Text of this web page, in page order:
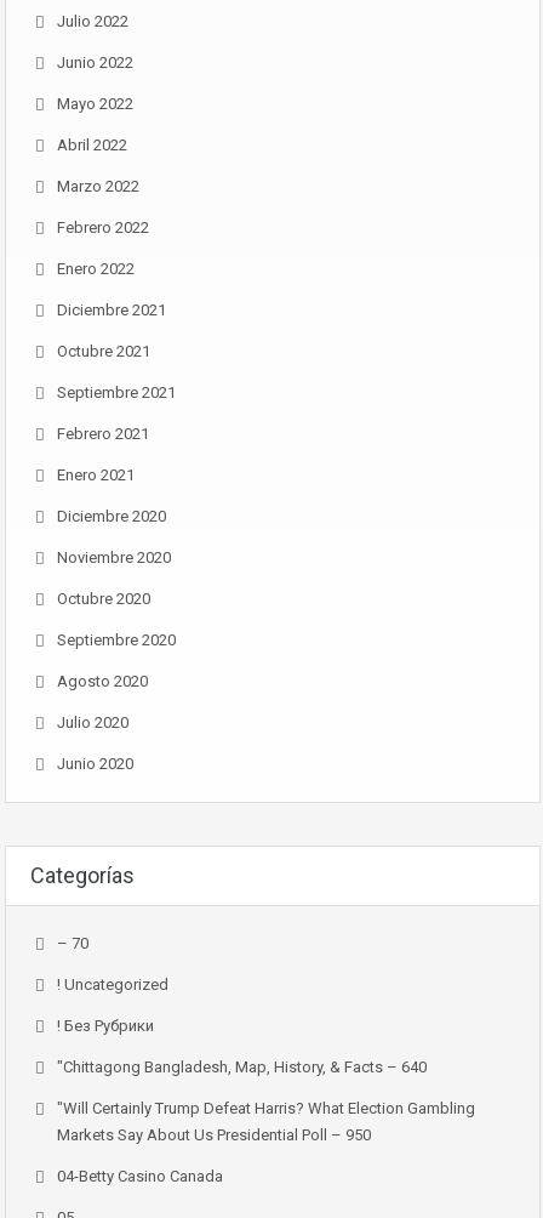
Julio 2022
Junio 2022
Mayo 2022
Abril 2022
Marzo 2022
Febrero 2022
Enero 2022
Diciembre 2021
Octubre 2021
Septiembre 2021
Febrero 2021
Enero 2021
Diciembre 2020
Noviembre 2020
Octubre 2020
Septiembre 2020
Agosto 2020
Julio 2020
Junio 2020
Categorías
– 70
! Uncategorized
! Без Рубрики
"chittagong Bangladesh, Map, History, & Facts – 640
"Will Certainly Trump Defeat Harris? What Election Gambling
Markets Say About Us Presidential Poll – 950
04-Betty Casino Canada